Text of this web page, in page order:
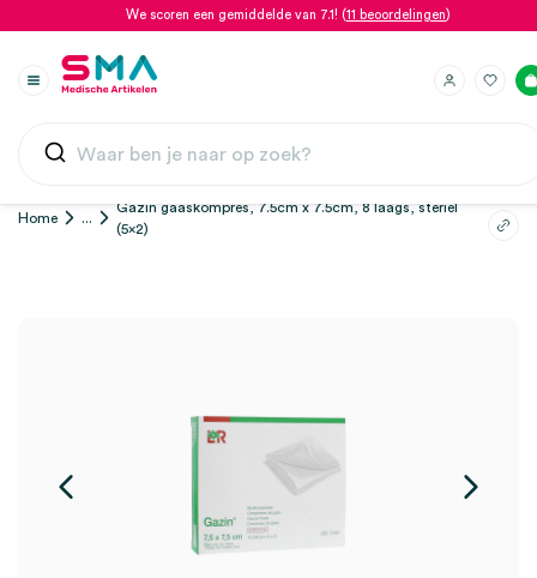
We scoren een gemiddelde van 7.1! (11 beoordelingen)
Home ...
Gazin gaaskompres, 7.5cm x 7.5cm, 8 laags, steriel
(5×2)